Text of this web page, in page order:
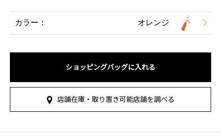
カラー： オレンジ
ショッピングバッグに入れる
店舗在庫・取り置き可能店舗を調べる